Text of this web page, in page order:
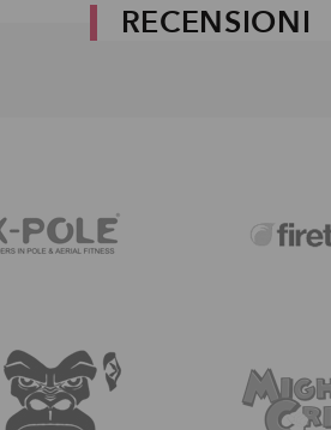
RECENSIONI